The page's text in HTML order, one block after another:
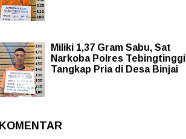
Miliki 1,37 Gram Sabu, Sat
Narkoba Polres Tebingtinggi
Tangkap Pria di Desa Binjai
KOMENTAR